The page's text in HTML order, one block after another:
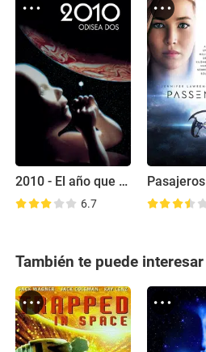
2010 - El año que hicimos contacto
6.7
Pasajeros
También te puede interesar